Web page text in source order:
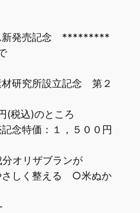
新発売記念 *********
研究所設立記念 第２
込)のところ
：１，５００円
オリザブランが
さしく整える ○米ぬか